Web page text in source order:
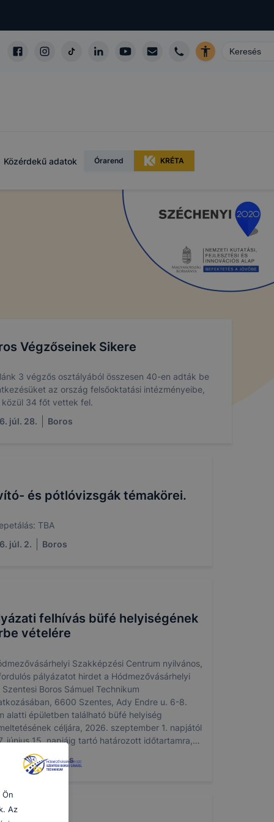
Közérdekű adatok Órarend KRÉTA
Végzőseinek Sikere
3 végzős osztályából összesen 40-en adták be
az ország felsőoktatási intézményeibe,
közül 34 főt vettek fel.
júl. 28.
Boros
és pótlóvizsgák témakörei.
TBA
júl. 2.
Boros
felhívás büfé helyiségének
vételére
Szakképzési Centrum nyilvános,
pályázatot hirdet a Hódmezővásárhelyi
Szentesi Boros Sámuel Technikum
6600 Szentes, Ady Endre u. 6-8.
alatti épületben található büfé helyiség
céljára, 2026. szeptember 1. napjától
június 15. napjáig tartó határozott időtartamra,
szerint.
jún. 21. Boros
Az